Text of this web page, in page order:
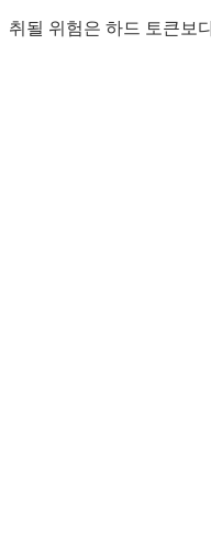
취될 위험은 하드 토큰보